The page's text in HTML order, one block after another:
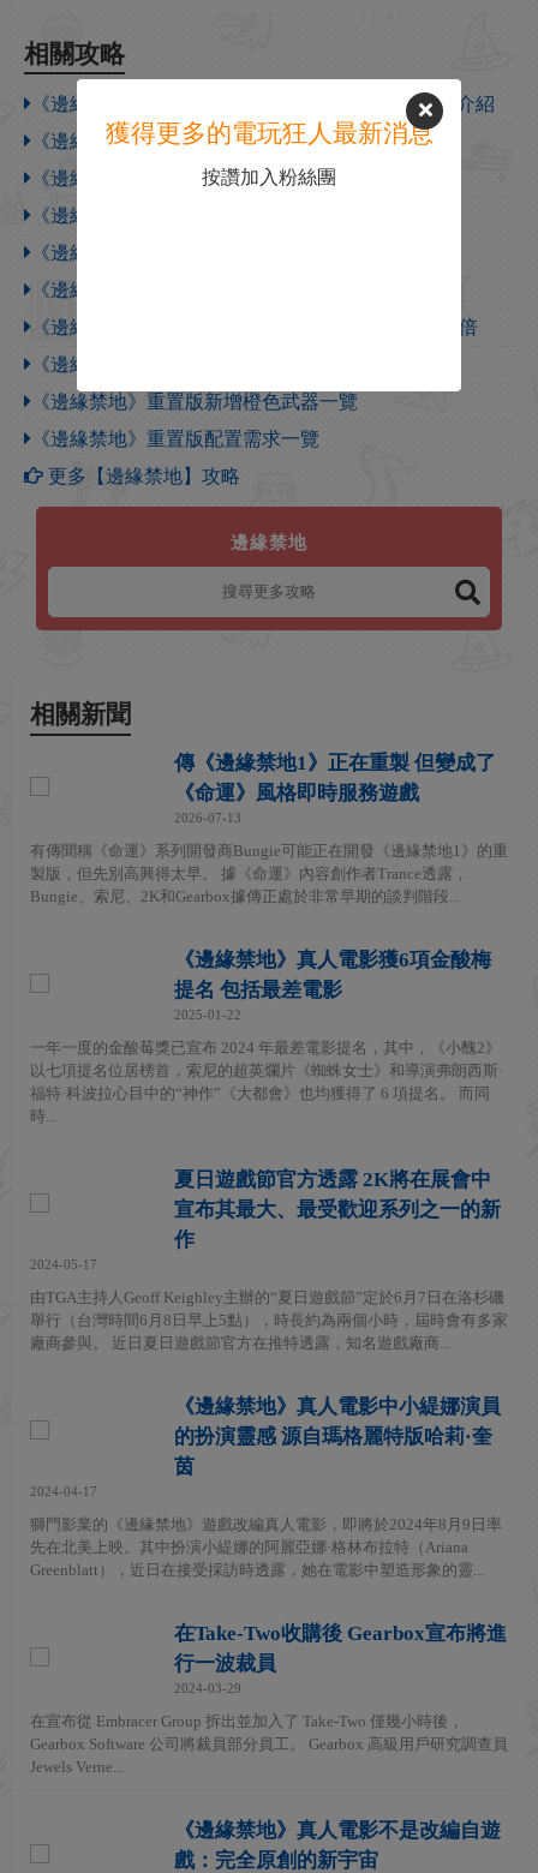
相關攻略
《邊緣禁地》酒吧老闆娘莫西(moxxi)人物背景故事介紹
《邊緣禁地》系列遊戲世界觀分析與推測
《邊緣禁地》小吵鬧背景故事介紹
《邊緣禁地》1代劇情介紹
《邊緣禁地》潘多拉歷史背景介紹
《邊緣禁地》重置版BUG補償獎勵領取代碼分享
《邊緣禁地》重置版快速刷橙方法分享 比刷蝦快10倍
《邊緣禁地》重置版贈送橙色武器獲取方法
《邊緣禁地》重置版新增橙色武器一覽
《邊緣禁地》重置版配置需求一覽
更多【邊緣禁地】攻略
邊緣禁地
相關新聞
傳《邊緣禁地1》正在重製 但變成了
《命運》風格即時服務遊戲
2026-07-13
有傳聞稱《命運》系列開發商Bungie可能正在開發《邊緣禁地1》的重
製版，但先別高興得太早。 據《命運》內容創作者Trance透露，
Bungie、索尼、2K和Gearbox據傳正處於非常早期的談判階段...
《邊緣禁地》真人電影獲6項金酸梅
提名 包括最差電影
2025-01-22
一年一度的金酸莓獎已宣布 2024 年最差電影提名，其中，《小醜2》
以七項提名位居榜首，索尼的超英爛片《蜘蛛女士》和導演弗朗西斯·
福特·科波拉心目中的“神作”《大都會》也均獲得了 6 項提名。 而同
時...
夏日遊戲節官方透露 2K將在展會中
宣布其最大、最受歡迎系列之一的新
作
2024-05-17
由TGA主持人Geoff Keighley主辦的“夏日遊戲節”定於6月7日在洛杉磯
舉行（台灣時間6月8日早上5點），時長約為兩個小時，屆時會有多家
廠商參與。 近日夏日遊戲節官方在推特透露，知名遊戲廠商...
《邊緣禁地》真人電影中小緹娜演員
的扮演靈感 源自瑪格麗特版哈莉·奎
茵
2024-04-17
獅門影業的《邊緣禁地》遊戲改編真人電影，即將於2024年8月9日率
先在北美上映。其中扮演小緹娜的阿麗亞娜·格林布拉特（Ariana
Greenblatt），近日在接受採訪時透露，她在電影中塑造形象的靈...
在Take-Two收購後 Gearbox宣布將進
行一波裁員
2024-03-29
在宣布從 Embracer Group 拆出並加入了 Take-Two 僅幾小時後，
Gearbox Software 公司將裁員部分員工。 Gearbox 高級用戶研究調查員
Jewels Verne...
《邊緣禁地》真人電影不是改編自遊
戲：完全原創的新宇宙
獲得更多的電玩狂人最新消息
按讚加入粉絲團